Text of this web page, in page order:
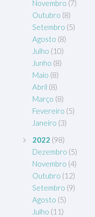
Novembro (7)
Outubro (8)
Setembro (5)
Agosto (8)
Julho (10)
Junho (8)
Maio (8)
Abril (8)
Março (8)
Fevereiro (5)
Janeiro (3)
2022 (98)
Dezembro (5)
Novembro (4)
Outubro (12)
Setembro (9)
Agosto (5)
Julho (11)